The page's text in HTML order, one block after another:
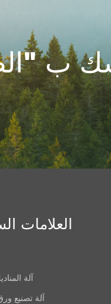
ب
العلامات
آلة
آلة تصنيع